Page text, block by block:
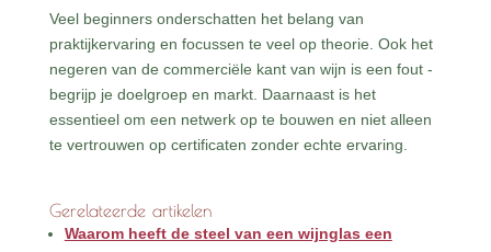
Veel beginners onderschatten het belang van
praktijkervaring en focussen te veel op theorie. Ook het
negeren van de commerciële kant van wijn is een fout -
begrijp je doelgroep en markt. Daarnaast is het
essentieel om een netwerk op te bouwen en niet alleen
te vertrouwen op certificaten zonder echte ervaring.
Gerelateerde artikelen
Waarom heeft de steel van een wijnglas een